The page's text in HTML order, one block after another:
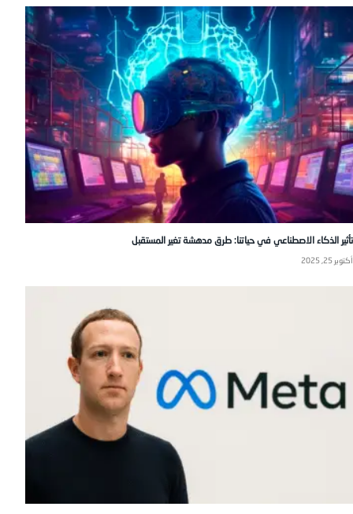
تأثير الذكاء الاصطناعي في حياتنا: طرق مدهشة تغير المستقبل
أكتوبر 25, 2025